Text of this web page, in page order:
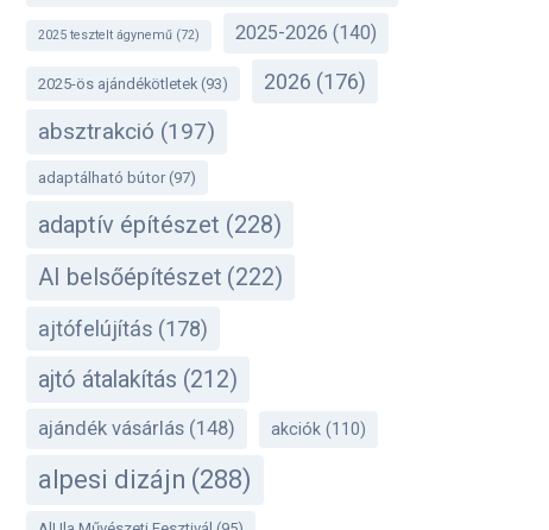
2025 tesztelt ágynemű(72) 2025-2026 (140)
2025-ös ajándékötletek(93) 2026 (176)
absztrakció (197)
adaptálható bútor(97)
adaptív építészet (228)
AI belsőépítészet(222)
ajtófelújítás (178)
ajtó átalakítás (212)
ajándék vásárlás(148) akciók(110)
alpesi dizájn (288)